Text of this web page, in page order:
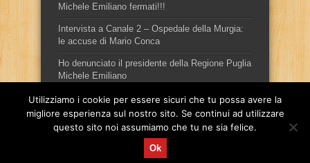
Michele Emiliano fermati!!!
Intervista a Canale 2 – Ospedale della Murgia:
le accuse di Mario Conca
Ho denunciato il presidente della Regione Puglia
Michele Emiliano
Sito ufficiale del candidato sindaco, per la città di Gravina in
Utilizziamo i cookie per essere sicuri che tu possa avere la
migliore esperienza sul nostro sito. Se continui ad utilizzare
questo sito noi assumiamo che tu ne sia felice.
Ok